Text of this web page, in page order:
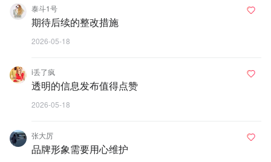
泰斗1号
期待后续的整改措施
2026-05-18
i丢了疯
透明的信息发布值得点赞
2026-05-18
张大厉
品牌形象需要用心维护